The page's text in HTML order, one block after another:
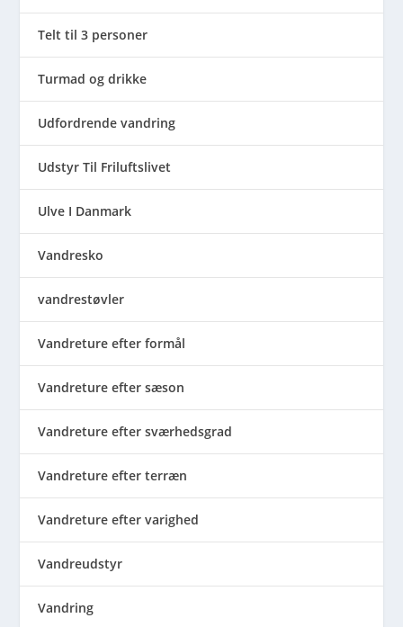
Telt til 3 personer
Turmad og drikke
Udfordrende vandring
Udstyr Til Friluftslivet
Ulve I Danmark
Vandresko
vandrestøvler
Vandreture efter formål
Vandreture efter sæson
Vandreture efter sværhedsgrad
Vandreture efter terræn
Vandreture efter varighed
Vandreudstyr
Vandring